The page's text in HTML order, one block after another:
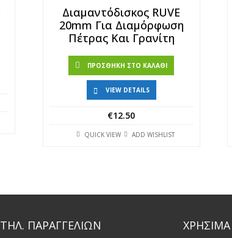
Διαμαντόδισκος RUVE
20mm Για Διαμόρφωση
Πέτρας Και Γρανίτη
ΠΡΟΣΘΉΚΗ ΣΤΟ ΚΑΛΆΘΙ
VIEW DETAILS
€12.50
QUICK VIEW ADD WISHLIST
ΤΗΛ. ΠΑΡΑΓΓΕΛΙΩΝ ΧΡΗΣΙΜΑ